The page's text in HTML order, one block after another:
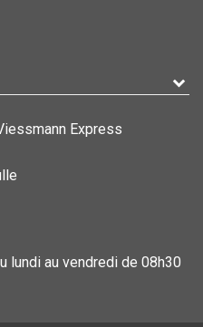
Express
lundi au vendredi de 08h30